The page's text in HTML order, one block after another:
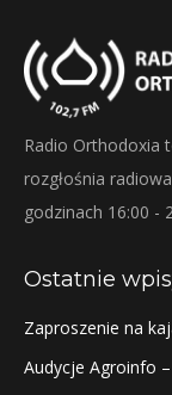
Radio Orthodoxia
rozgłośnia
godzinach 16:00 -
Ostatnie
Zaproszenie na
Audycje Agroinfo